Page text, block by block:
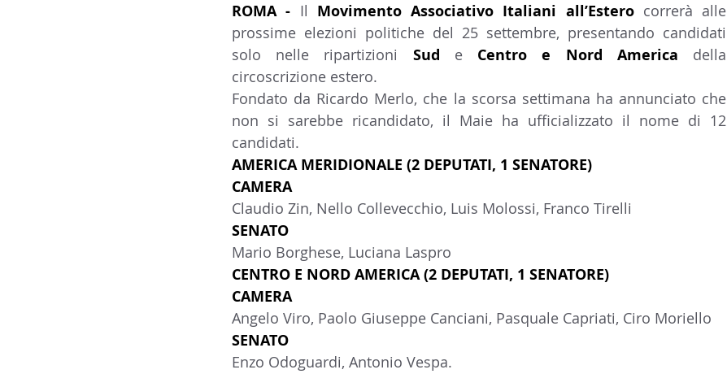
ROMA - Il Movimento Associativo Italiani all’Estero correrà alle
prossime elezioni politiche del 25 settembre, presentando candidati
solo nelle ripartizioni Sud e Centro e Nord America della
circoscrizione estero.
Fondato da Ricardo Merlo, che la scorsa settimana ha annunciato che
non si sarebbe ricandidato, il Maie ha ufficializzato il nome di 12
candidati.
AMERICA MERIDIONALE (2 DEPUTATI, 1 SENATORE)
CAMERA
Claudio Zin, Nello Collevecchio, Luis Molossi, Franco Tirelli
SENATO
Mario Borghese, Luciana Laspro
CENTRO E NORD AMERICA (2 DEPUTATI, 1 SENATORE)
CAMERA
Angelo Viro, Paolo Giuseppe Canciani, Pasquale Capriati, Ciro Moriello
SENATO
Enzo Odoguardi, Antonio Vespa.